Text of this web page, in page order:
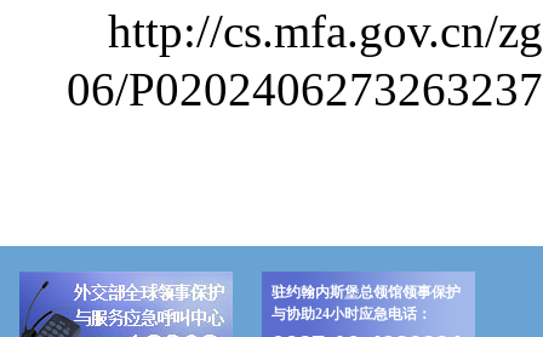
http://cs.mfa.gov.cn/
06/
驻约翰内斯堡总领馆领事保护
与协助24小时应急电话：